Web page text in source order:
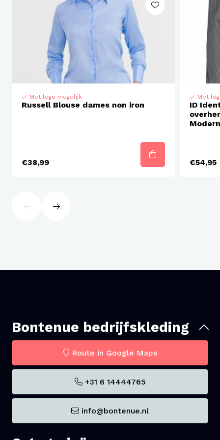
afgeronde onderzoom
extra knopen
Met logo mogelijk
Russell Blouse dames non iron
€38,99
Met
ID
€54,95
Bontenue bedrijfskleding
Route in Google Maps
+31 6 14444765
info@bontenue.nl